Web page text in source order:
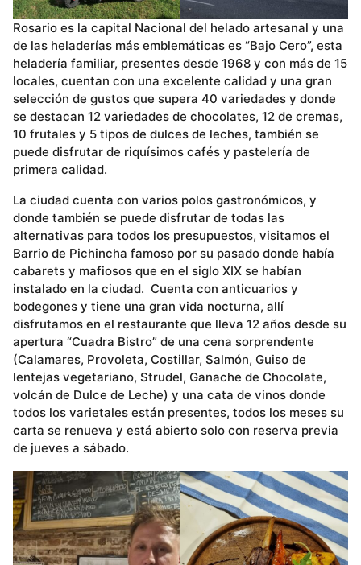
Rosario es la capital Nacional del helado artesanal y una
de las heladerías más emblemáticas es “Bajo Cero”, esta
heladería familiar, presentes desde 1968 y con más de 15
locales, cuentan con una excelente calidad y una gran
selección de gustos que supera 40 variedades y donde
se destacan 12 variedades de chocolates, 12 de cremas,
10 frutales y 5 tipos de dulces de leches, también se
puede disfrutar de riquísimos cafés y pastelería de
primera calidad.
La ciudad cuenta con varios polos gastronómicos, y
donde también se puede disfrutar de todas las
alternativas para todos los presupuestos, visitamos el
Barrio de Pichincha famoso por su pasado donde había
cabarets y mafiosos que en el siglo XIX se habían
instalado en la ciudad. Cuenta con anticuarios y
bodegones y tiene una gran vida nocturna, allí
disfrutamos en el restaurante que lleva 12 años desde su
apertura “Cuadra Bistro” de una cena sorprendente
(Calamares, Provoleta, Costillar, Salmón, Guiso de
lentejas vegetariano, Strudel, Ganache de Chocolate,
volcán de Dulce de Leche) y una cata de vinos donde
todos los varietales están presentes, todos los meses su
carta se renueva y está abierto solo con reserva previa
de jueves a sábado.